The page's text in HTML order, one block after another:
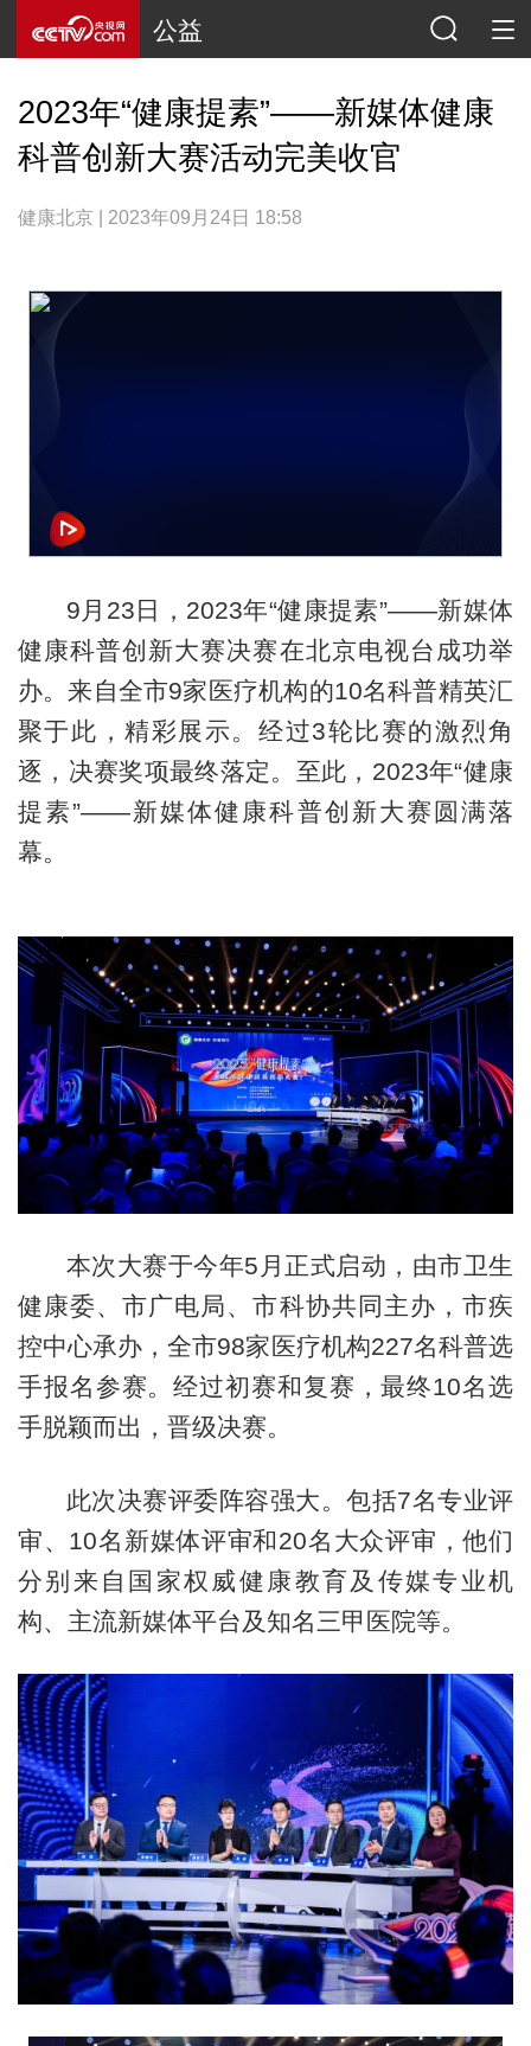
公益
2023年“健康提素”——新媒体健康
科普创新大赛活动完美收官
健康北京 | 2023年09月24日 18:58
9月23日，2023年“健康提素”——新媒体
健康科普创新大赛决赛在北京电视台成功举
办。来自全市9家医疗机构的10名科普精英汇
聚于此，精彩展示。经过3轮比赛的激烈角
逐，决赛奖项最终落定。至此，2023年“健康
提素”——新媒体健康科普创新大赛圆满落
幕。
本次大赛于今年5月正式启动，由市卫生
健康委、市广电局、市科协共同主办，市疾
控中心承办，全市98家医疗机构227名科普选
手报名参赛。经过初赛和复赛，最终10名选
手脱颖而出，晋级决赛。
此次决赛评委阵容强大。包括7名专业评
审、10名新媒体评审和20名大众评审，他们
分别来自国家权威健康教育及传媒专业机
构、主流新媒体平台及知名三甲医院等。